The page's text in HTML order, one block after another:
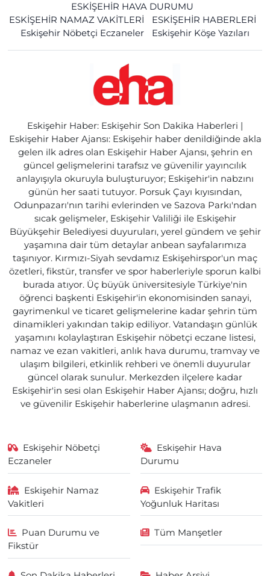
ESKİŞEHİR HAVA DURUMU
ESKİŞEHİR NAMAZ VAKİTLERİ
ESKİŞEHİR HABERLERİ
Eskişehir Nöbetçi Eczaneler
Eskişehir Köşe Yazıları
Eskişehir Haber: Eskişehir Son Dakika Haberleri |
Eskişehir Haber Ajansı: Eskişehir haber denildiğinde akla
gelen ilk adres olan Eskişehir Haber Ajansı, şehrin en
güncel gelişmelerini tarafsız ve güvenilir yayıncılık
anlayışıyla okuruyla buluşturuyor; Eskişehir'in nabzını
günün her saati tutuyor. Porsuk Çayı kıyısından,
Odunpazarı'nın tarihi evlerinden ve Sazova Parkı'ndan
sıcak gelişmeler, Eskişehir Valiliği ile Eskişehir
Büyükşehir Belediyesi duyuruları, yerel gündem ve şehir
yaşamına dair tüm detaylar anbean sayfalarımıza
taşınıyor. Kırmızı-Siyah sevdamız Eskişehirspor'un maç
özetleri, fikstür, transfer ve spor haberleriyle sporun kalbi
burada atıyor. Üç büyük üniversitesiyle Türkiye'nin
öğrenci başkenti Eskişehir'in ekonomisinden sanayi,
gayrimenkul ve ticaret gelişmelerine kadar şehrin tüm
dinamikleri yakından takip ediliyor. Vatandaşın günlük
yaşamını kolaylaştıran Eskişehir nöbetçi eczane listesi,
namaz ve ezan vakitleri, anlık hava durumu, tramvay ve
ulaşım bilgileri, etkinlik rehberi ve önemli duyurular
güncel olarak sunulur. Merkezden ilçelere kadar
Eskişehir'in sesi olan Eskişehir Haber Ajansı; doğru, hızlı
ve güvenilir Eskişehir haberlerine ulaşmanın adresi.
Eskişehir Nöbetçi
Eczaneler
Eskişehir Hava
Durumu
Eskişehir Namaz
Vakitleri
Eskişehir Trafik
Yoğunluk Haritası
Puan Durumu ve
Fikstür
Tüm Manşetler